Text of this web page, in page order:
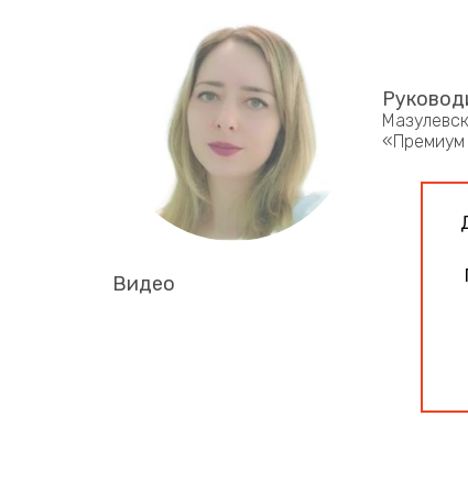
«Премиум
Видео